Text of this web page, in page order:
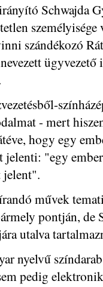
Schwajda
szándékozó
- mert
hogy egy
"egy
jelent".
művek
pontján, de
utalva
nyelvű
pedig